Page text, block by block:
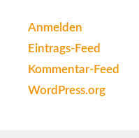
Anmelden
Eintrags-Feed
Kommentar-Feed
WordPress.org